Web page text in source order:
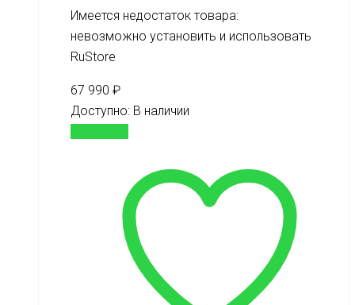
Имеется недостаток товара:
невозможно установить и использовать
RuStore
67 990 ₽
Доступно: В наличии